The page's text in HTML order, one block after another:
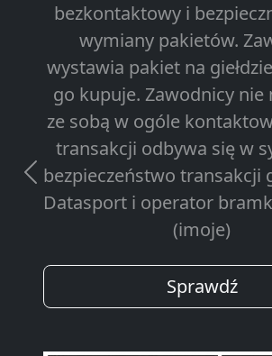
bezkontaktowy i
wymiany pakietów.
wystawia pakiet na
go kupuje. Zawodnicy nie
ze sobą w ogóle
transakcji odbywa się w
bezpieczeństwo transakcji
Datasport i operator
(imoje)
Sprawdź
Previous